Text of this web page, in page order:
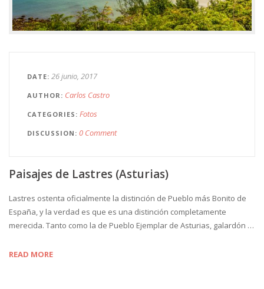
DATE 26 junio, 2017
AUTHOR Carlos Castro
CATEGORIES Fotos
DISCUSSION 0 Comment
Paisajes de Lastres (Asturias)
Lastres ostenta oficialmente la distinción de Pueblo más Bonito de
España, y la verdad es que es una distinción completamente
merecida. Tanto como la de Pueblo Ejemplar de Asturias, galardón …
READ MORE